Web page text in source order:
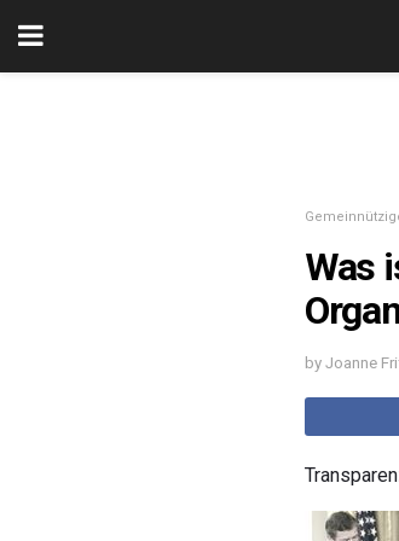
Was
by Joanne